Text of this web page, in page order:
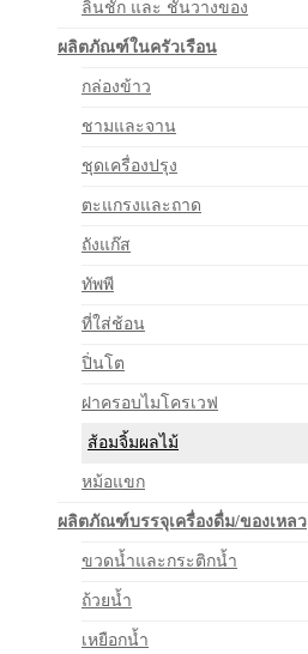
ลิ้นชัก และ ชั้นวางของ
ผลิตภัณฑ์ในครัวเรือน
กล่องข้าว
ชามและจาน
ชุดเครื่องปรุง
ตะแกรงและถาด
ถังแก๊ส
ทัพพี
ที่ใส่ช้อน
ปิ่นโต
ฝาครอบไมโครเวฟ
ส้อมจิ้มผลไม้
หม้อแขก
ผลิตภัณฑ์บรรจุเครื่องดื่ม/ของเหลว
ขวดน้ำและกระติกน้ำ
ถ้วยน้ำ
เหยือกน้ำ